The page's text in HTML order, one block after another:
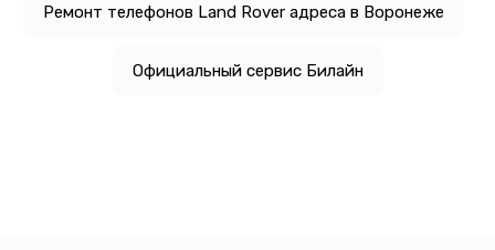
Ремонт телефонов Land Rover адреса в Воронеже
Официальный сервис Билайн